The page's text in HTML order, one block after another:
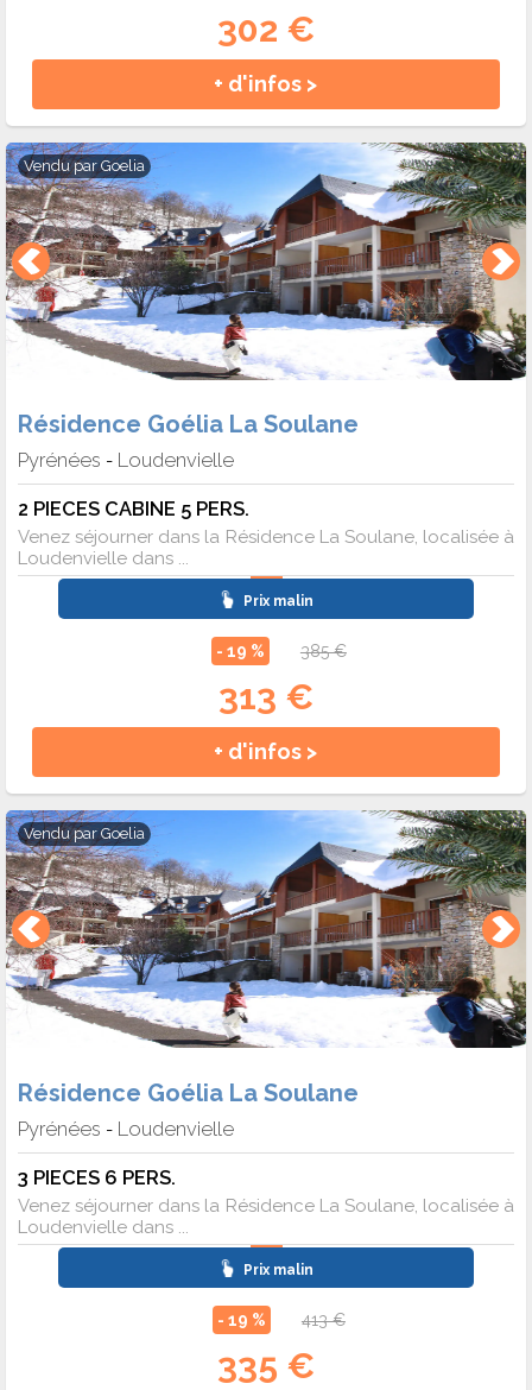
302 €
+ d'infos >
Vendu parGoelia
Résidence Goélia La Soulane
Pyrénées - Loudenvielle
2 PIECES CABINE 5 PERS.
Venez séjourner dans la Résidence La Soulane, localisée à
Loudenvielle dans ...
Prix malin
- 19 % 385 €
313 €
+ d'infos >
Vendu parGoelia
Résidence Goélia La Soulane
Pyrénées - Loudenvielle
3 PIECES 6 PERS.
Venez séjourner dans la Résidence La Soulane, localisée à
Loudenvielle dans ...
Prix malin
- 19 % 413 €
335 €